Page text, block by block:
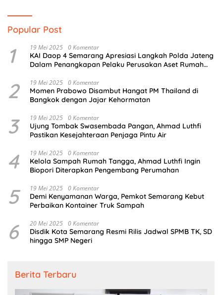
Popular Post
1 19 Mei 2025 0 Komentar
KAI Daop 4 Semarang Apresiasi Langkah Polda Jateng
Dalam Penangkapan Pelaku Perusakan Aset Rumah
2 19 Mei 2025 0 Komentar
Momen Prabowo Disambut Hangat PM Thailand di
Bangkok dengan Jajar Kehormatan
3 19 Mei 2025 0 Komentar
Ujung Tombak Swasembada Pangan, Ahmad Luthfi
Pastikan Kesejahteraan Penjaga Pintu Air
4 19 Mei 2025 0 Komentar
Kelola Sampah Rumah Tangga, Ahmad Luthfi Ingin
Biopori Diterapkan Pengembang Perumahan
5 19 Mei 2025 0 Komentar
Demi Kenyamanan Warga, Pemkot Semarang Kebut
Perbaikan Kontainer Truk Sampah
6 20 Mei 2025 0 Komentar
Disdik Kota Semarang Resmi Rilis Jadwal SPMB TK, SD
hingga SMP Negeri
Berita Terbaru